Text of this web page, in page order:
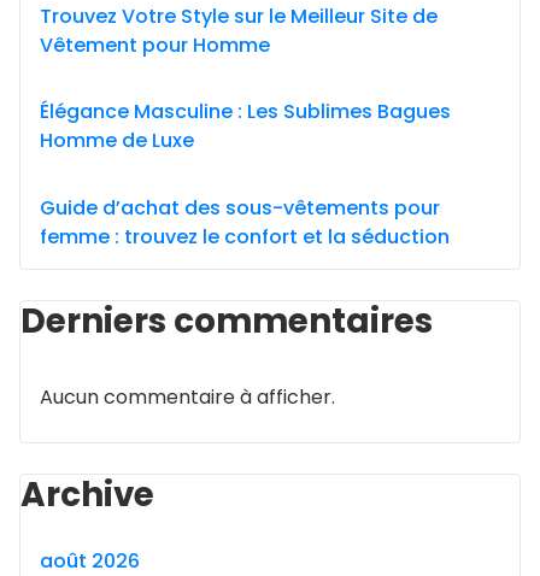
Trouvez Votre Style sur le Meilleur Site de
Vêtement pour Homme
Élégance Masculine : Les Sublimes Bagues
Homme de Luxe
Guide d’achat des sous-vêtements pour
femme : trouvez le confort et la séduction
Derniers commentaires
Aucun commentaire à afficher.
Archive
août 2026